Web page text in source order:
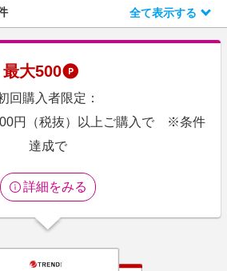
ルフ
予約
ス
ジ
ード分割払い
ペーン
全て表示する
最大500
回購入者限定：
円（税抜）以上ご購入で ※条件
達成で
詳細をみる